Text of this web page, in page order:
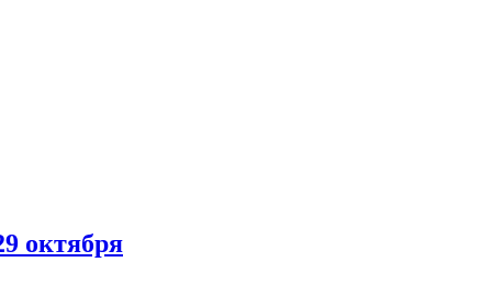
октября